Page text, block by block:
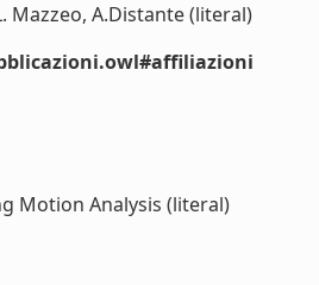
Mazzeo, A.Distante (literal)
Motion Analysis (literal)